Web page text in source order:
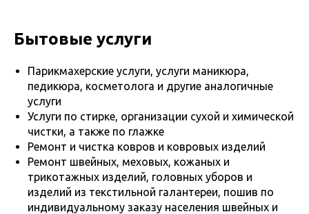
Бытовые услуги
Парикмахерские услуги, услуги маникюра,
педикюра, косметолога и другие аналогичные
услуги
Услуги по стирке, организации сухой и химической
чистки, а также по глажке
Ремонт и чистка ковров и ковровых изделий
Ремонт швейных, меховых, кожаных и
трикотажных изделий, головных уборов и
изделий из текстильной галантереи, пошив по
индивидуальному заказу населения швейных и